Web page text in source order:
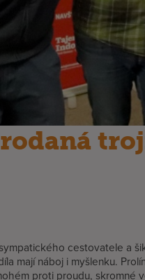
cestovatele a
mají náboj i myšlenku.
proti proudu, skromné